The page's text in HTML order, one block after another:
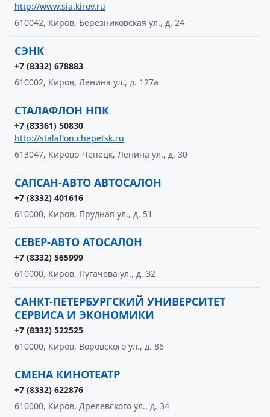
http://www.sia.kirov.ru
610042, Киров, Березниковская ул., д. 24
СЭНК
+7 (8332) 678883
610002, Киров, Ленина ул., д. 127а
СТАЛАФЛОН НПК
+7 (83361) 50830
http://stalaflon.chepetsk.ru
613047, Кирово-Чепецк, Ленина ул., д. 30
САПСАН-АВТО АВТОСАЛОН
+7 (8332) 401616
610000, Киров, Прудная ул., д. 51
СЕВЕР-АВТО АТОСАЛОН
+7 (8332) 565999
610000, Киров, Пугачева ул., д. 32
САНКТ-ПЕТЕРБУРГСКИЙ УНИВЕРСИТЕТ
СЕРВИСА И ЭКОНОМИКИ
+7 (8332) 522525
610000, Киров, Воровского ул., д. 86
СМЕНА КИНОТЕАТР
+7 (8332) 622876
610000, Киров, Дрелевского ул., д. 34